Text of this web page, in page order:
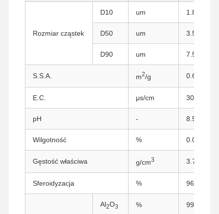
Rozmiar cząstek
D10 um 1.8
D50 um 3.5
D90 um 7.5
S.S.A. m2/g 0.65
E.C. μs/cm 300
pH - 8.5
Wilgotność % 0.05
Gęstość właściwa g/cm3 3.7
Sferoidyzacja % 96
Al2O3 % 99.5